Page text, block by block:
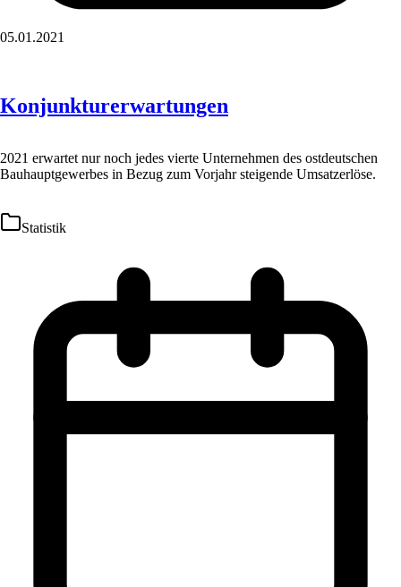
05.01.2021
Konjunkturerwartungen
2021 erwartet nur noch jedes vierte Unternehmen des ostdeutschen
Bauhauptgewerbes in Bezug zum Vorjahr steigende Umsatzerlöse.
Statistik